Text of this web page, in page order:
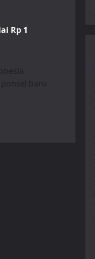
Rp 1
baru